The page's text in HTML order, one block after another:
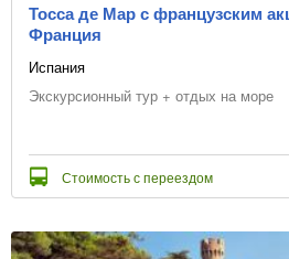
Тосса де Мар с французским
Франция
Испания
Экскурсионный тур + отдых на море
Стоимость с переездом